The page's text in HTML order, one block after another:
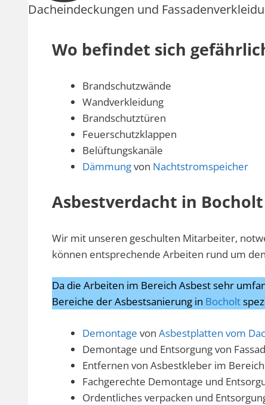
Dacheindeckungen und
Wo befindet sich
Brandschutzwände
Wandverkleidung
Brandschutztüren
Feuerschutzklappen
Belüftungskanäle
Dämmungvon Nachtstromspeicher
Asbestverdacht in
Wir mit unseren geschulten Mitarbeiter,
können entsprechende Arbeiten rund um
Da die Arbeiten im Bereich Asbest sehr
Bereiche der Asbestsanierung in Bocholt
Demontage von Asbestplatten vom
Demontage und Entsorgung von
Entfernen von Asbestkleber im
Fachgerechte Demontage und
Ordentliches verpacken und